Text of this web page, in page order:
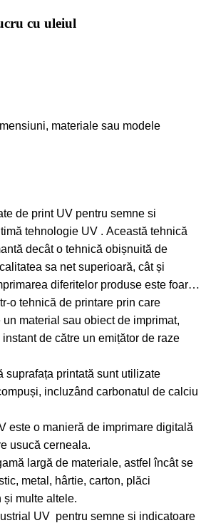
cu uleiul
materiale sau modele
de
net superioară, cât și
diferitelor produse este foarte
un emițător de raze
este o manieră de imprimare digitală
usucă cerneala.
ceramice, sticlă, lemn și multe altele.